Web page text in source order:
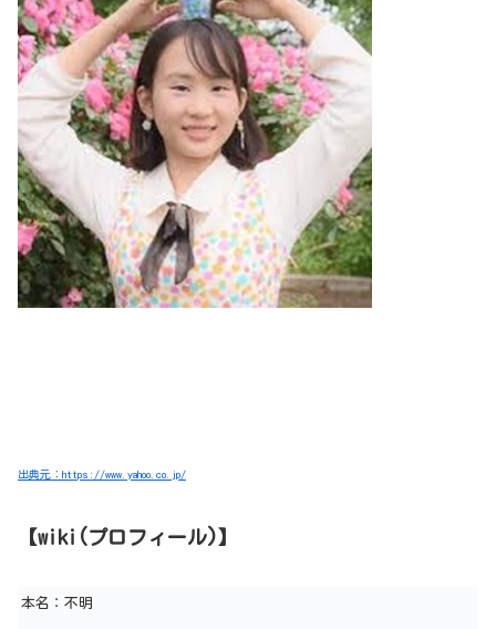
出典元：https://www.yahoo.co.jp/
【wiki(プロフィール)】
本名：不明